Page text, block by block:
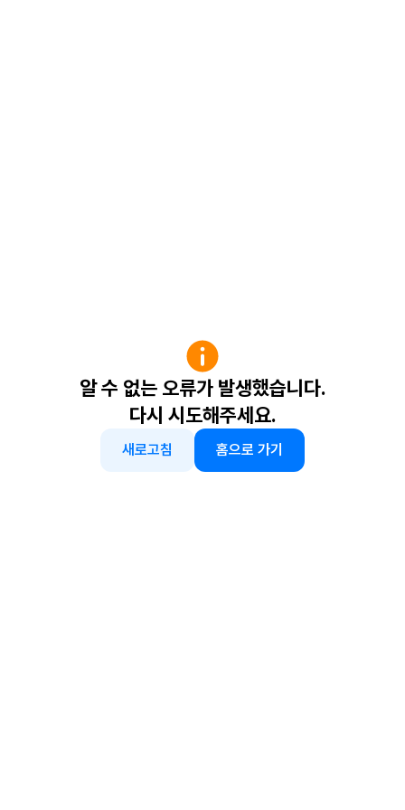
알 수 없는 오류가 발생했습니다.
다시 시도해주세요.
새로고침 홈으로 가기